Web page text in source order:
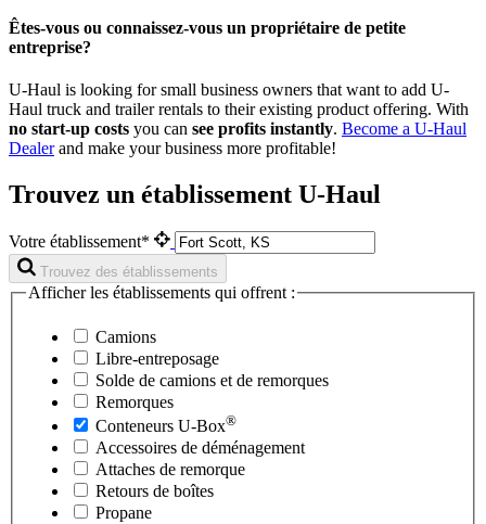
Êtes-vous ou connaissez-vous un propriétaire de petite
entreprise?
U-Haul is looking for small business owners that want to add U-
Haul truck and trailer rentals to their existing product offering. With
no start-up costs you can see profits instantly. Become a U-Haul
Dealerand make your business more profitable!
Trouvez un établissement U-Haul
Votre établissement*
Trouvez des établissements
Afficher les établissements qui offrent :
Camions
Libre-entreposage
Solde de camions et de remorques
Remorques
Conteneurs U-Box®
Accessoires de déménagement
Attaches de remorque
Retours de boîtes
Propane